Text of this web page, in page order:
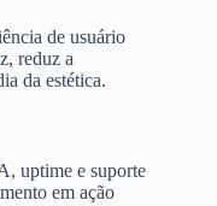
de usuário
reduz a
da estética.
uptime e suporte
em ação